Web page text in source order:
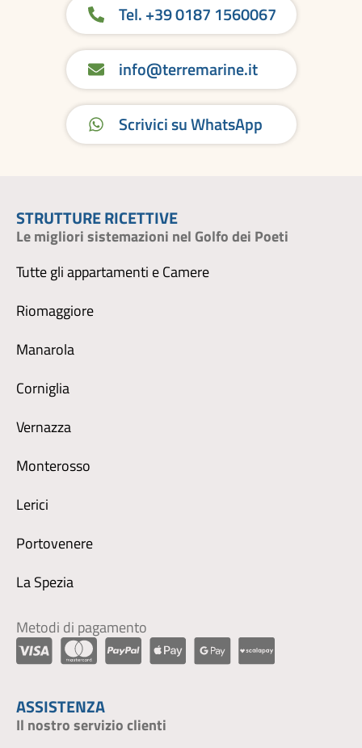
Tel. +39 0187 1560067
info@terremarine.it
Scrivici su WhatsApp
STRUTTURE RICETTIVE
Le migliori sistemazioni nel Golfo dei Poeti
Tutte gli appartamenti e Camere
Riomaggiore
Manarola
Corniglia
Vernazza
Monterosso
Lerici
Portovenere
La Spezia
Metodi di pagamento
ASSISTENZA
Il nostro servizio clienti